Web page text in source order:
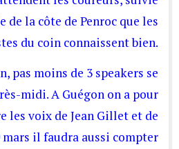
de la côte de Penroc que les
du coin connaissent bien.
pas moins de 3 speakers se
midi. A Guégon on a pour
les voix de Jean Gillet et de
mars il faudra aussi compter